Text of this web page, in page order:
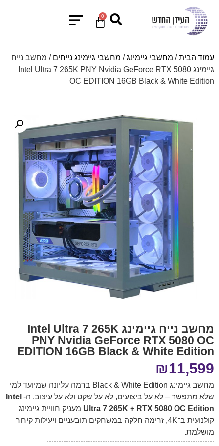
0
עמוד הבית/ מחשבי גיימינג/ מחשבי גיימינג נייחים / מחשב נייח
גיימינג Intel Ultra 7 265K PNY Nvidia GeForce RTX 5080
OC EDITION 16GB Black & White Edition
מחשב נייח גיימינג Intel Ultra 7 265K
PNY Nvidia GeForce RTX 5080 OC
EDITION 16GB Black & White Edition
₪11,599
מחשב גיימינג Black & White Edition ברמה עליונה שמיועד למי
שלא מתפשר – לא על ביצועים, לא על שקט ולא על עיצוב. ה- Intel
Ultra 7 265K + RTX 5080 OC Edition מעניק חוויית גיימינג
קולנועית ב־4K, זרימה חלקה במשחקים תובעניים ויעילות קירור
מושלמת.